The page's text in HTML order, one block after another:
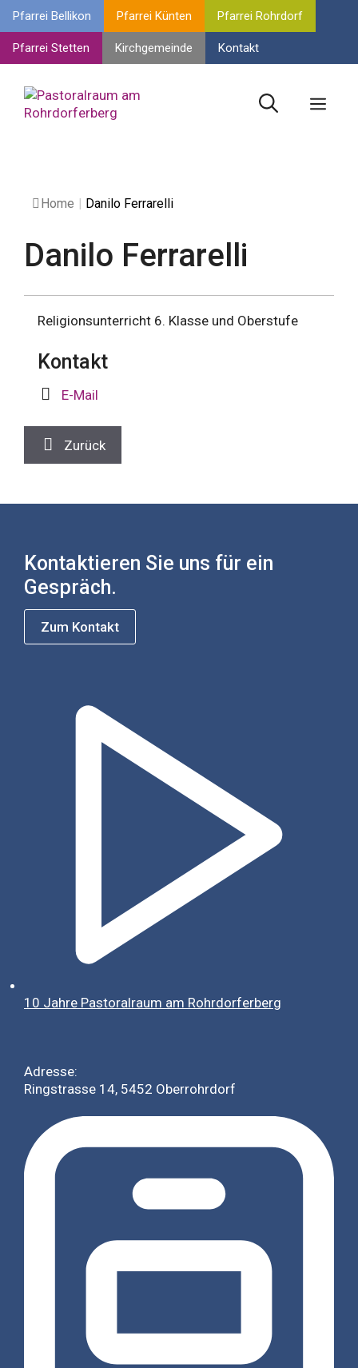
Springe
Inhalt
Pfarrei Bellikon Pfarrei Künten Pfarrei Rohrdorf
Pfarrei Stetten Kirchgemeinde Kontakt
Home | Danilo Ferrarelli
Danilo Ferrarelli
Religionsunterricht 6. Klasse und Oberstufe
Kontakt
E-Mail
Zurück
Kontaktieren Sie uns für ein
Gespräch.
Zum Kontakt
10 Jahre Pastoralraum am Rohrdorferberg
Adresse:
Ringstrasse 14, 5452 Oberrohrdorf